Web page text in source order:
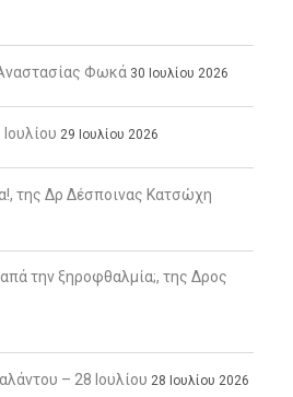
Αναστασίας Φωκά 30 Ιουλίου 2026
29 Ιουλίου 2026
της Δρ Δέσποινας Κατσώχη
την ξηροφθαλμία;, της Δρος
– 28 Ιουλίου 28 Ιουλίου 2026